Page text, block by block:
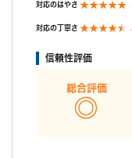
対応のはやさ
対応の丁寧さ
信頼性評価
総合評価